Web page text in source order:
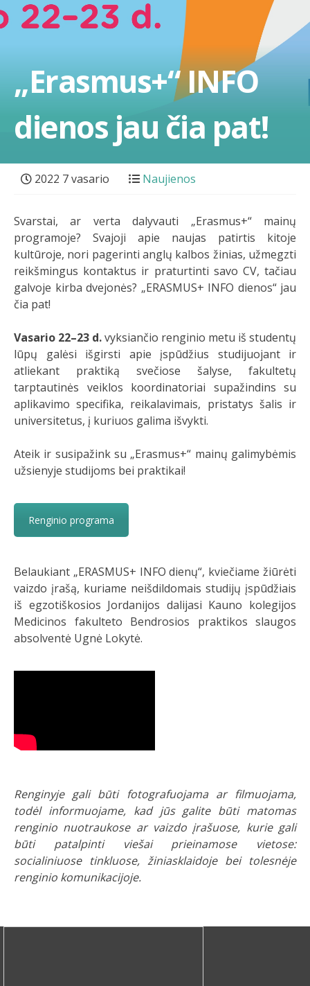
„Erasmus+“ INFO
dienos jau čia pat!
2022 7 vasario Naujienos
Svarstai, ar verta dalyvauti „Erasmus+“ mainų
programoje? Svajoji apie naujas patirtis kitoje
kultūroje, nori pagerinti anglų kalbos žinias, užmegzti
reikšmingus kontaktus ir praturtinti savo CV, tačiau
galvoje kirba dvejonės? „ERASMUS+ INFO dienos“ jau
čia pat!
Vasario 22–23 d.vyksiančio renginio metu iš studentų
lūpų galėsi išgirsti apie įspūdžius studijuojant ir
atliekant praktiką svečiose šalyse, fakultetų
tarptautinės veiklos koordinatoriai supažindins su
aplikavimo specifika, reikalavimais, pristatys šalis ir
universitetus, į kuriuos galima išvykti.
Ateik ir susipažink su „Erasmus+“ mainų galimybėmis
užsienyje studijoms bei praktikai!
Renginio programa
Belaukiant „ERASMUS+ INFO dienų“, kviečiame žiūrėti
vaizdo įrašą, kuriame neišdildomais studijų įspūdžiais
iš egzotiškosios Jordanijos dalijasi Kauno kolegijos
Medicinos fakulteto Bendrosios praktikos slaugos
absolventė Ugnė Lokytė.
Renginyje gali būti fotografuojama ar filmuojama,
todėl informuojame, kad jūs galite būti matomas
renginio nuotraukose ar vaizdo įrašuose, kurie gali
būti patalpinti viešai prieinamose vietose:
socialiniuose tinkluose, žiniasklaidoje bei tolesnėje
renginio komunikacijoje.